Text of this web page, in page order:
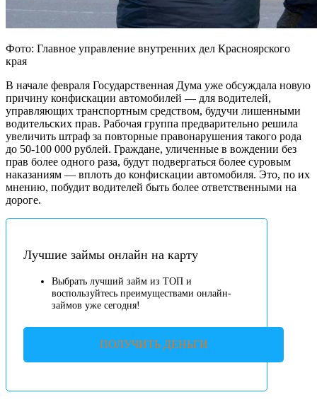
Фото: Главное управление внутренних дел Красноярского
края
В начале февраля Государственная Дума уже обсуждала новую
причину конфискации автомобилей — для водителей,
управляющих транспортным средством, будучи лишенными
водительских прав. Рабочая группа предварительно решила
увеличить штраф за повторные правонарушения такого рода
до 50-100 000 рублей. Граждане, уличенные в вождении без
прав более одного раза, будут подвергаться более суровым
наказаниям — вплоть до конфискации автомобиля. Это, по их
мнению, побудит водителей быть более ответственными на
дороге.
Лучшие займы онлайн на карту
Выбрать лучший займ из ТОП и
воспользуйтесь преимуществами онлайн-
займов уже сегодня!
ПОЛУЧИТЬ ДЕНЬГИ